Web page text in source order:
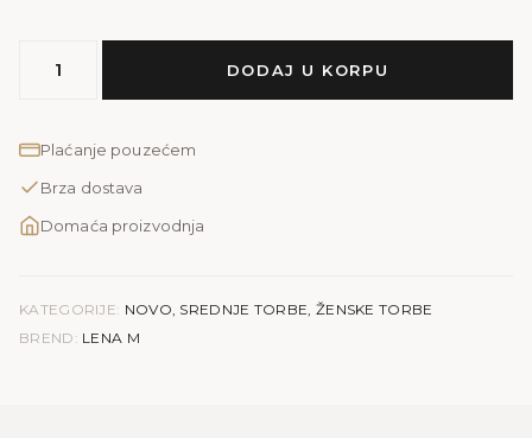
LENA
|
smeđa
količina
DODAJ U KORPU
Plaćanje pouzećem
Brza dostava
Domaća proizvodnja
KATEGORIJE: NOVO, SREDNJE TORBE, ŽENSKE TORBE
BREND: LENA M